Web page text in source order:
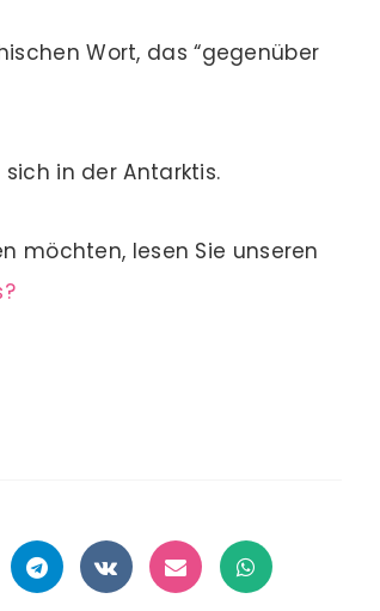
Wort, das “gegenüber
in der Antarktis.
möchten, lesen Sie unseren